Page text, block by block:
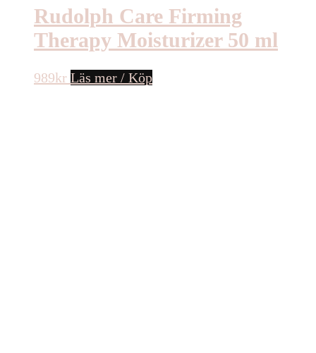
Rudolph Care Firming
Therapy Moisturizer 50 ml
989kr Läs mer / Köp